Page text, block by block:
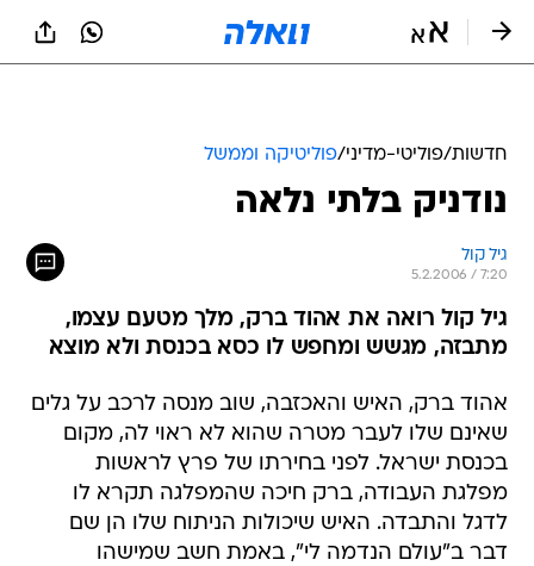
חדשות/פוליטי-מדיני/פוליטיקה וממשל
נודניק בלתי נלאה
גיל קול
5.2.2006 / 7:20
גיל קול רואה את אהוד ברק, מלך מטעם עצמו,
מתבזה, מגשש ומחפש לו כסא בכנסת ולא מוצא
אהוד ברק, האיש והאכזבה, שוב מנסה לרכב על גלים
שאינם שלו לעבר מטרה שהוא לא ראוי לה, מקום
בכנסת ישראל. לפני בחירתו של פרץ לראשות
מפלגת העבודה, ברק חיכה שהמפלגה תקרא לו
לדגל והתבדה. האיש שיכולות הניתוח שלו הן שם
דבר ב"עולם הנדמה לי", באמת חשב שמישהו